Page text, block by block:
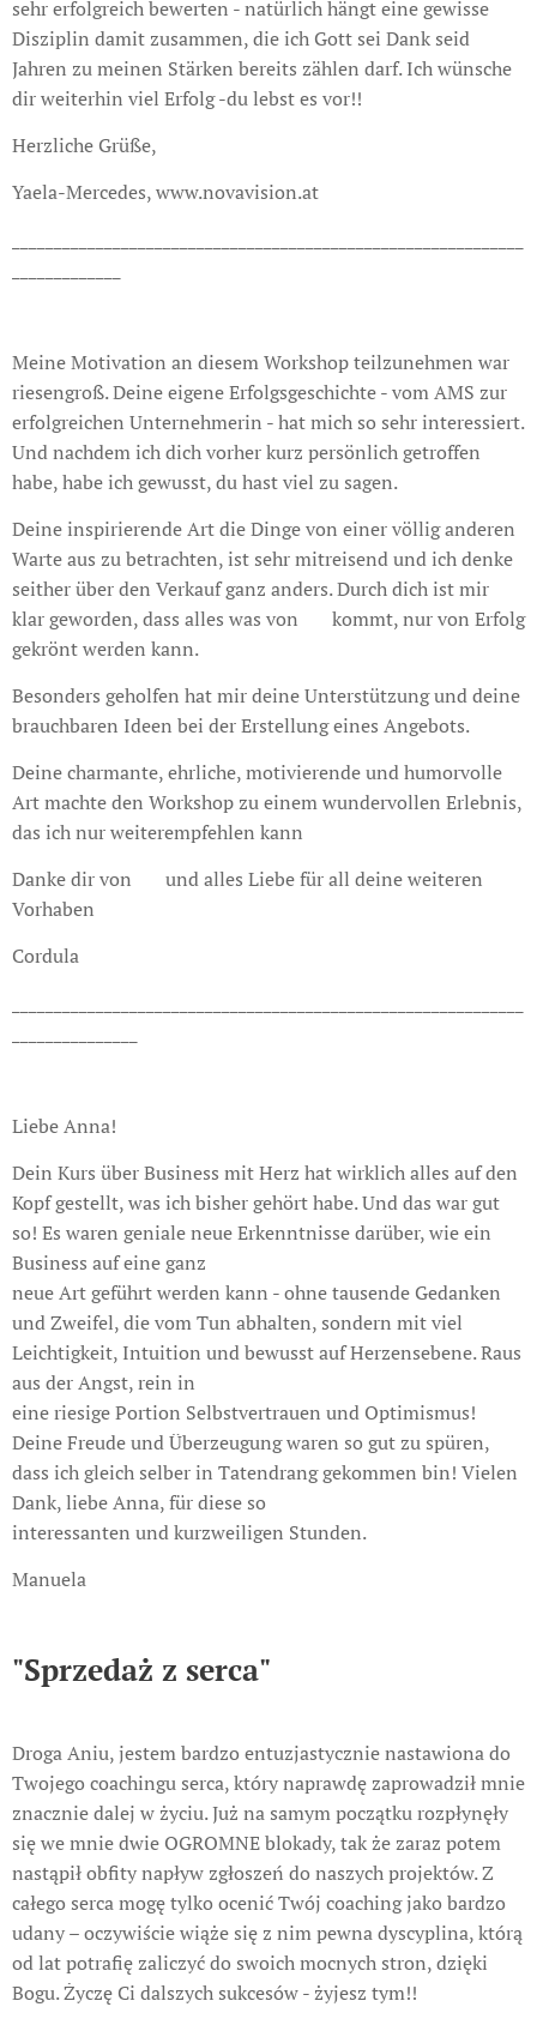
sehr erfolgreich bewerten - natürlich hängt eine gewisse
Disziplin damit zusammen, die ich Gott sei Dank seid
Jahren zu meinen Stärken bereits zählen darf. Ich wünsche
dir weiterhin viel Erfolg -du lebst es vor!!
Herzliche Grüße,
Yaela-Mercedes, www.novavision.at
Meine Motivation an diesem Workshop teilzunehmen war
riesengroß. Deine eigene Erfolgsgeschichte - vom AMS zur
erfolgreichen Unternehmerin - hat mich so sehr interessiert.
Und nachdem ich dich vorher kurz persönlich getroffen
habe, habe ich gewusst, du hast viel zu sagen.
Deine inspirierende Art die Dinge von einer völlig anderen
Warte aus zu betrachten, ist sehr mitreisend und ich denke
seither über den Verkauf ganz anders. Durch dich ist mir
klar geworden, dass alles was von ❤️ kommt, nur von Erfolg
gekrönt werden kann.
Besonders geholfen hat mir deine Unterstützung und deine
brauchbaren Ideen bei der Erstellung eines Angebots.
Deine charmante, ehrliche, motivierende und humorvolle
Art machte den Workshop zu einem wundervollen Erlebnis,
das ich nur weiterempfehlen kann
Danke dir von ❤️ und alles Liebe für all deine weiteren
Vorhaben
Cordula
Liebe Anna!
Dein Kurs über Business mit Herz hat wirklich alles auf den
Kopf gestellt, was ich bisher gehört habe. Und das war gut
so! Es waren geniale neue Erkenntnisse darüber, wie ein
Business auf eine ganz
neue Art geführt werden kann - ohne tausende Gedanken
und Zweifel, die vom Tun abhalten, sondern mit viel
Leichtigkeit, Intuition und bewusst auf Herzensebene. Raus
aus der Angst, rein in
eine riesige Portion Selbstvertrauen und Optimismus!
Deine Freude und Überzeugung waren so gut zu spüren,
dass ich gleich selber in Tatendrang gekommen bin! Vielen
Dank, liebe Anna, für diese so
interessanten und kurzweiligen Stunden.
Manuela
"Sprzedaż z serca"
Droga Aniu, jestem bardzo entuzjastycznie nastawiona do
Twojego coachingu serca, który naprawdę zaprowadził mnie
znacznie dalej w życiu. Już na samym początku rozpłynęły
się we mnie dwie OGROMNE blokady, tak że zaraz potem
nastąpił obfity napływ zgłoszeń do naszych projektów. Z
całego serca mogę tylko ocenić Twój coaching jako bardzo
udany – oczywiście wiąże się z nim pewna dyscyplina, którą
od lat potrafię zaliczyć do swoich mocnych stron, dzięki
Bogu. Życzę Ci dalszych sukcesów - żyjesz tym!!